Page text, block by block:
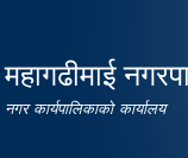
महागढीमाई
नगर कार्यपालिकाको कार्यालय